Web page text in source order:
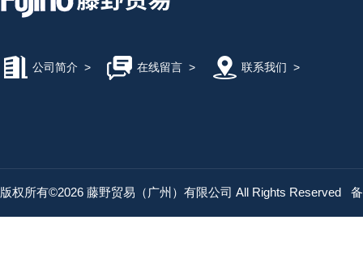
公司简介 > 在线留言> 联系我们 >
版权所有©2026 藤野贸易（广州）有限公司 All Rights Reserved